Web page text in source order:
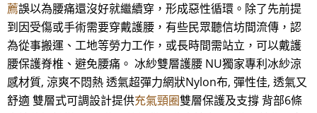
薦誤以為腰痛還沒好就繼續穿，形成惡性循環。除了先前提
到因受傷或手術需要穿戴護腰，有些民眾聽信坊間流傳，認
為從事搬運、工地等勞力工作，或長時間需站立，可以戴護
腰保護脊椎、避免腰痛。 冰紗雙層護腰 NU獨家專利冰紗涼
感材質, 涼爽不悶熱 透氣超彈力網狀Nylon布, 彈性佳, 透氣又
舒適 雙層式可調設計提供充氣頸圈雙層保護及支撐 背部6條